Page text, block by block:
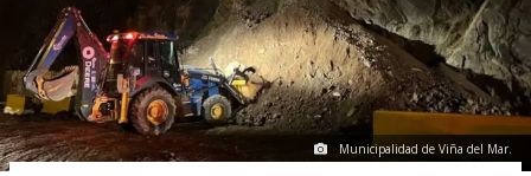
Municipalidad de Viña del Mar.